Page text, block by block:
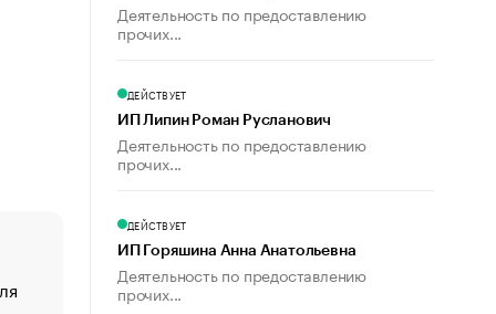
«От спорта тело стареет иначе». Как живет глава
Деятельность по предоставлению
прочих...
ДЕЙСТВУЕТ
ИП Липин Роман Русланович
Деятельность по предоставлению
прочих...
ДЕЙСТВУЕТ
ИП Горяшина Анна Анатольевна
Деятельность по предоставлению
прочих...